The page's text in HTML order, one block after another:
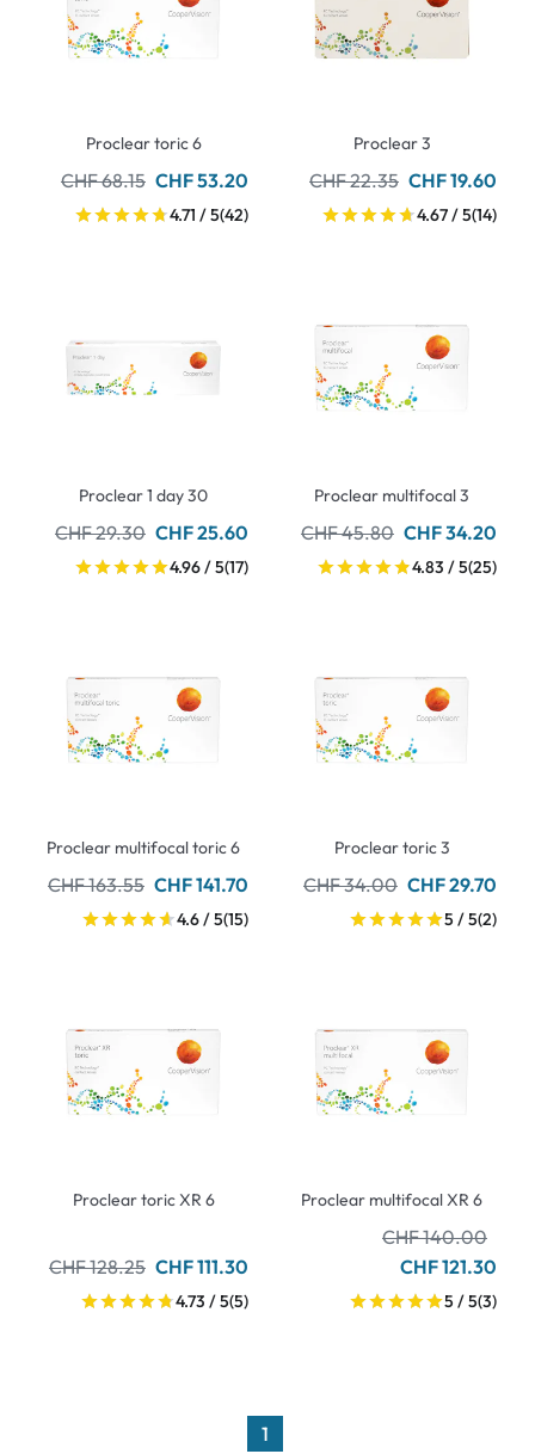
Proclear toric 6
CHF 68.15 CHF 53.20
4.71 / 5(42)
Proclear 3
CHF 22.35 CHF 19.60
4.67 / 5(14)
Proclear 1 day 30
CHF 29.30 CHF 25.60
4.96 / 5(17)
Proclear multifocal 3
CHF 45.80 CHF 34.20
4.83 / 5(25)
Proclear multifocal toric 6
CHF 163.55 CHF 141.70
4.6 / 5(15)
Proclear toric 3
CHF 34.00 CHF 29.70
5 / 5(2)
Proclear toric XR 6
CHF 128.25 CHF 111.30
4.73 / 5(5)
Proclear multifocal XR 6
CHF 140.00
CHF 121.30
5 / 5(3)
1